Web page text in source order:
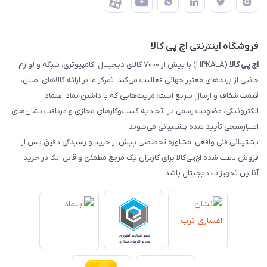
رهگیری مرسولات چاپار
رهگیری مرسولات ماهکس
تماس با ما
فروشگاه اینترنتی اچ پی کالا
اچ‌ پی‌ کالا
(HPKALA) با بیش از ۷۰۰۰ کالای دیجیتال، کامپیوتری، شبکه و لوازم
جانبی از برندهای معتبر جهانی فعالیت می‌کند. تمرکز ما بر ارائه کالاهای اصیل،
قیمت شفاف و ارسال سریع است؛ مزیت‌هایی که با داشتن نماد اعتماد
الکترونیکی، عضویت رسمی در اتحادیه کسب‌وکارهای مجازی و دریافت نشان‌های
اعتبارسنجی تأیید شده پشتیبانی می‌شوند.
پشتیبانی فنی واقعی، مشاوره تخصصی پیش از خرید و رسیدگی دقیق پس از
فروش باعث شده اچ‌پی‌کالا برای کاربران یک مرجع مطمئن و قابل اتکا در خرید
آنلاین تجهیزات دیجیتال باشد.